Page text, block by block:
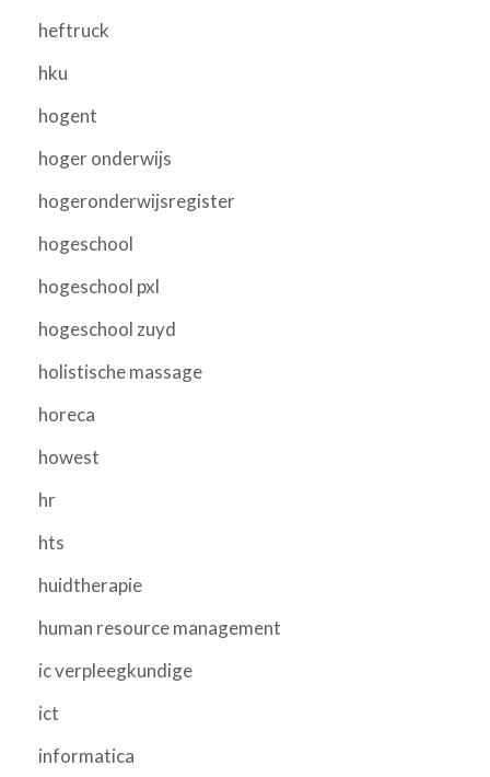
heftruck
hku
hogent
hoger onderwijs
hogeronderwijsregister
hogeschool
hogeschool pxl
hogeschool zuyd
holistische massage
horeca
howest
hr
hts
huidtherapie
human resource management
ic verpleegkundige
ict
informatica